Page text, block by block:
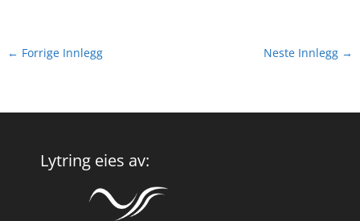
← Forrige Innlegg Neste Innlegg →
Lytring eies av: